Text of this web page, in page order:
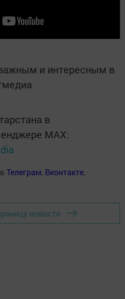
и интересным в
в
MАХ:
Телеграм, Вконтакте,
новости